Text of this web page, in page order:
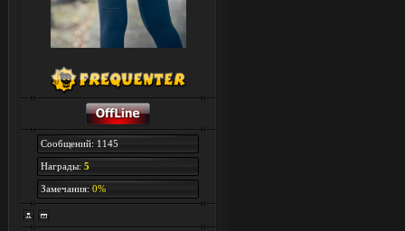
Сообщений: 1145
Награды: 5
Замечания: 0%